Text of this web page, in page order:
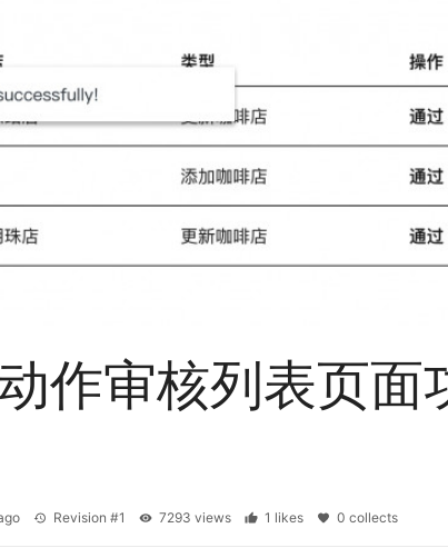
作审核列表页面
Revision #1 7293 views 1 likes 0 collects